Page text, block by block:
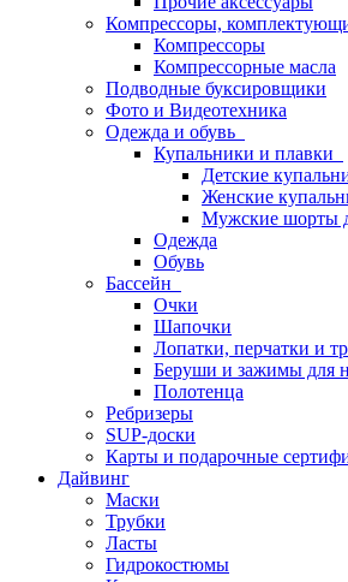
Компрессоры,
Компрессоры
Компрессорные масла
Подводные буксировщики
Фото и Видеотехника
Одежда и обувь
Купальники и плавки
Детские
Женские
Мужские шорты
Одежда
Обувь
Бассейн
Очки
Шапочки
Лопатки, перчатки и
Беруши и зажимы для
Полотенца
Ребризеры
SUP-доски
Карты и подарочные
Дайвинг
Маски
Трубки
Ласты
Гидрокостюмы